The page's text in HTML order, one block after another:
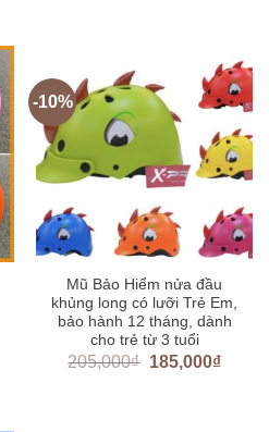
-10%
Mũ Bảo Hiểm nửa đầu
khủng long có lưỡi Trẻ Em,
bảo hành 12 tháng, dành
cho trẻ từ 3 tuổi
205,000₫ 185,000₫